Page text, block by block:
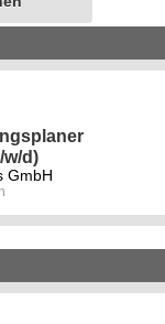
w/d)
GmbH